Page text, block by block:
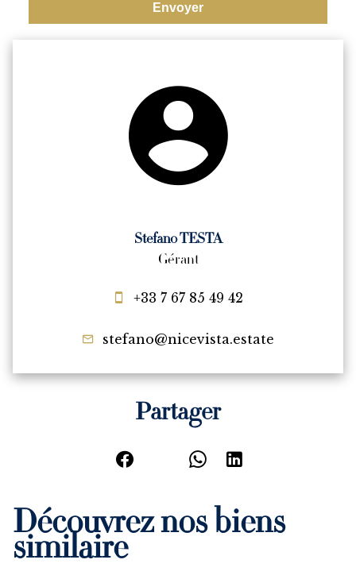
Envoyer
Stefano TESTA
Gérant
+33 7 67 85 49 42
stefano@nicevista.estate
Partager
Découvrez nos biens
similaire